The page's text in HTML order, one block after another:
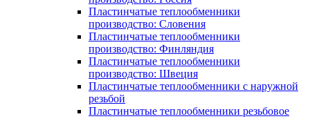
Пластинчатые теплообменники
производство: Словения
Пластинчатые теплообменники
производство: Финляндия
Пластинчатые теплообменники
производство: Швеция
Пластинчатые теплообменники с наружной
резьбой
Пластинчатые теплообменники резьбовое